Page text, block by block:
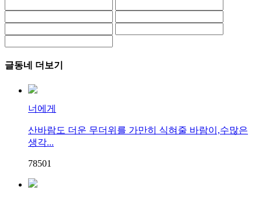
글동네 더보기
너에게
산바람도 더운 무더위를 가만히 식혀줄 바람이,수많은
생각...
78501